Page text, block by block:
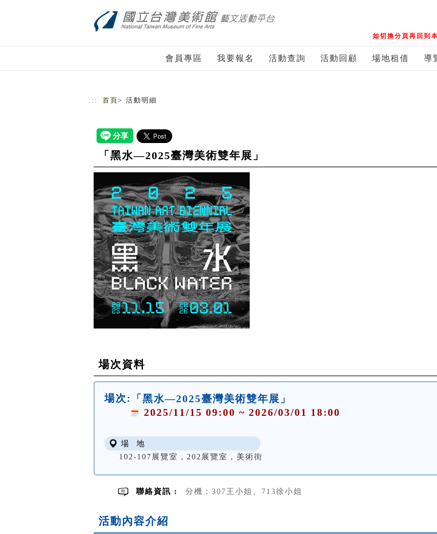
如切換分頁再回到
會員專區 我要報名 活動查詢 活動回顧 場地租借 導
::: 首頁 > 活動明細
「黑水—2025臺灣美術雙年展」
場次資料
場次:
「黑水—2025臺灣美術雙年展」
2025/11/15 09:00 ~ 2026/03/01 18:00
場 地
102-107展覽室，202展覽室，美術街
聯絡資訊 : 分機：307王小姐、713徐小姐
活動內容介紹